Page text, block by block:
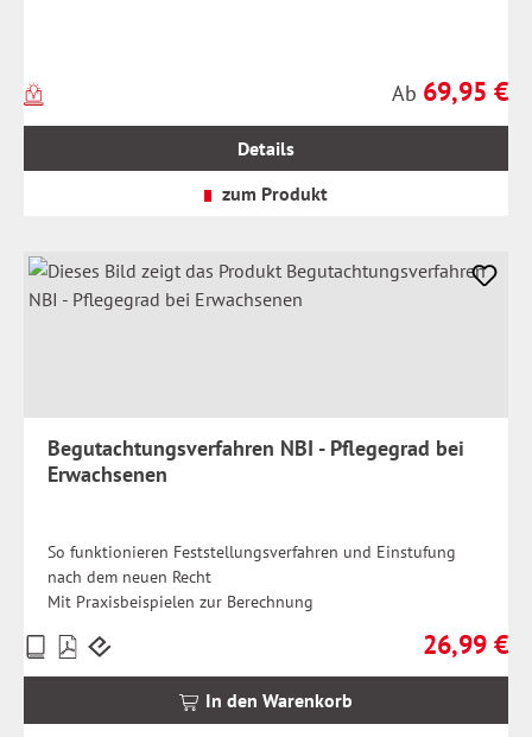
Regulärer Preis:
Ab 69,95 €
Preise
inkl.
Details
zum Produkt
Begutachtungsverfahren NBI - Pflegegrad bei
Erwachsenen
So funktionieren Feststellungsverfahren und Einstufung
nach dem neuen Recht
Mit Praxisbeispielen zur Berechnung
Regulärer
26,99 €
Preise
inkl.
In den Warenkorb